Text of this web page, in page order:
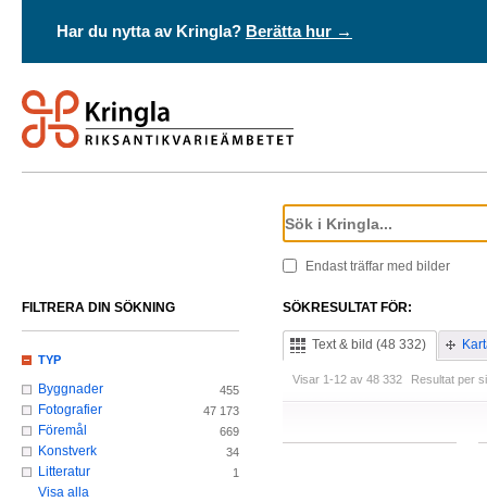
Har du nytta av Kringla? Berätta hur →
Endast träffar med bilder
SÖKRESULTAT FÖR:
Text & bild (48 332)
Visar 1-12 av 48 332 Resultat per
FILTRERA DIN SÖKNING
TYP
Byggnader 455
Fotografier 47 173
Föremål 669
Konstverk 34
Litteratur 1
Visa alla